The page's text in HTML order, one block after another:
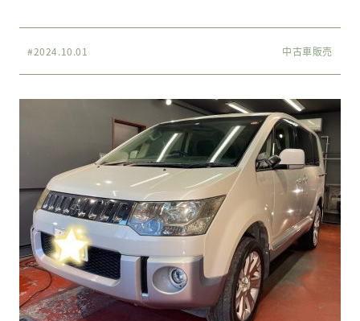
#2024.10.01 中古車販売